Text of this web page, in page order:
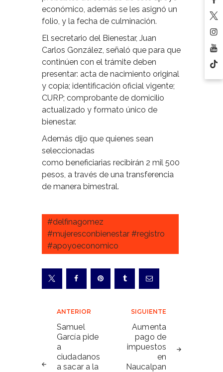
económico, además se les asignó un
folio, y la fecha de culminación.
El secretario del Bienestar, Juan
Carlos González, señaló que para que
continúen con el trámite deben
presentar: acta de nacimiento original
y copia; identificación oficial vigente;
CURP; comprobante de domicilio
actualizado y formato único de
bienestar.
Además dijo que quienes sean
seleccionadas
como beneficiarias recibirán 2 mil 500
pesos, a través de una transferencia
de manera bimestral.
#delfinagomez
#mujeresconbienestar #registro
#apoyoeconomico
Navegación
de
entradas
ANTERIOR
Samuel
García pide
a
ciudadanos
a sacar a la
SIGUIENTE
Aumenta
pago de
impuestos
en
Naucalpan